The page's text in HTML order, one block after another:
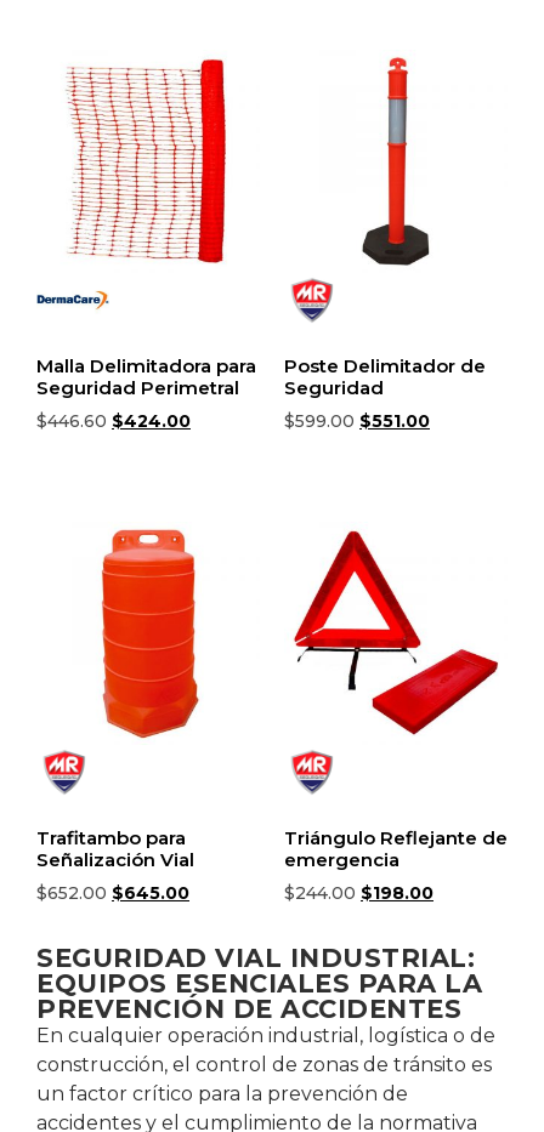
Malla Delimitadora para
Seguridad Perimetral
$446.60 $424.00
Poste Delimitador de
Seguridad
$599.00 $551.00
Trafitambo para
Señalización Vial
$652.00 $645.00
Triángulo Reflejante de
emergencia
$244.00 $198.00
SEGURIDAD VIAL INDUSTRIAL:
EQUIPOS ESENCIALES PARA LA
PREVENCIÓN DE ACCIDENTES
En cualquier operación industrial, logística o de
construcción, el control de zonas de tránsito es
un factor crítico para la prevención de
accidentes y el cumplimiento de la normativa